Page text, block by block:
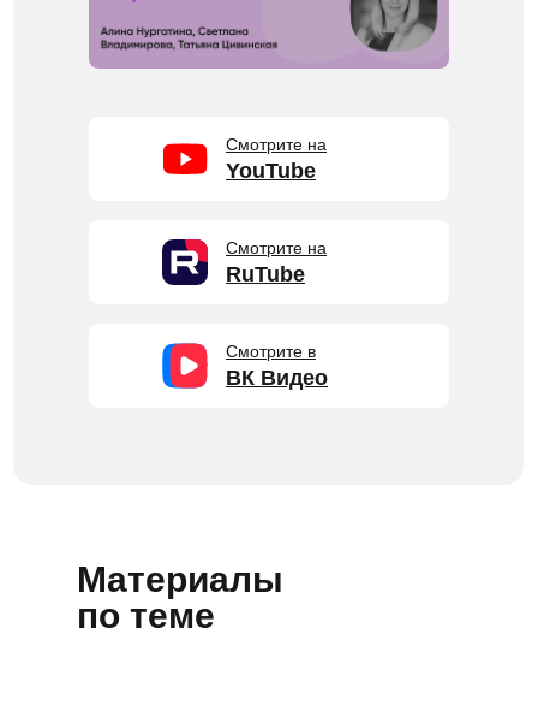
Смотрите на
RuTube
Смотрите на
YouTube
Смотрите в
ВК Видео
Материалы
по теме